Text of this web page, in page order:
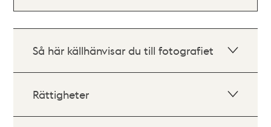
Så här källhänvisar du till fotografiet
Rättigheter